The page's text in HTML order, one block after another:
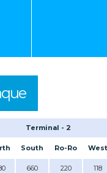
Terminal - 2
South Ro-Ro West
660 220 118